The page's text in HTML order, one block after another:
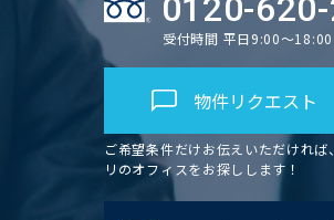
0120-
受付時間 平日9:00～18:00
物件リクエスト
ご希望条件だけお伝えいただければ
リのオフィスをお探しします！